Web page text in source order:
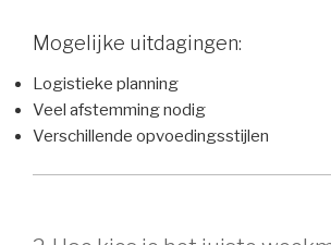
Mogelijke uitdagingen:
Logistieke planning
Veel afstemming nodig
Verschillende opvoedingsstijlen